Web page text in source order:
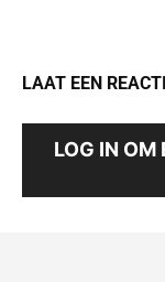
LAAT EEN
LOG IN OM